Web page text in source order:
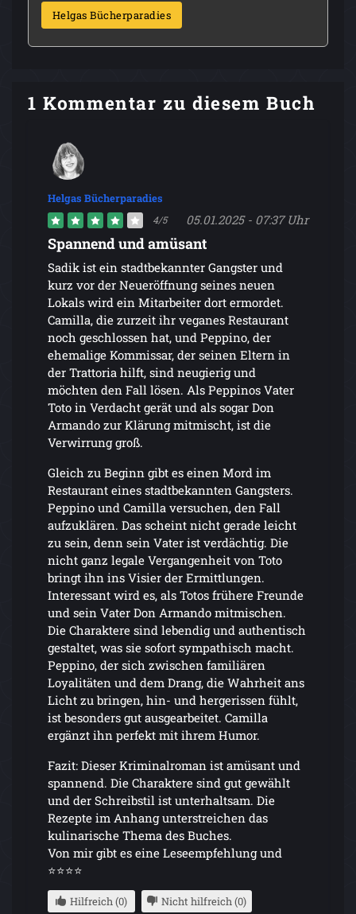
Helgas Bücherparadies
1 Kommentar zu diesem Buch
Helgas Bücherparadies
4/5 05.01.2025 - 07:37 Uhr
Spannend und amüsant
Sadik ist ein stadtbekannter Gangster und
kurz vor der Neueröffnung seines neuen
Lokals wird ein Mitarbeiter dort ermordet.
Camilla, die zurzeit ihr veganes Restaurant
noch geschlossen hat, und Peppino, der
ehemalige Kommissar, der seinen Eltern in
der Trattoria hilft, sind neugierig und
möchten den Fall lösen. Als Peppinos Vater
Toto in Verdacht gerät und als sogar Don
Armando zur Klärung mitmischt, ist die
Verwirrung groß.
Gleich zu Beginn gibt es einen Mord im
Restaurant eines stadtbekannten Gangsters.
Peppino und Camilla versuchen, den Fall
aufzuklären. Das scheint nicht gerade leicht
zu sein, denn sein Vater ist verdächtig. Die
nicht ganz legale Vergangenheit von Toto
bringt ihn ins Visier der Ermittlungen.
Interessant wird es, als Totos frühere Freunde
und sein Vater Don Armando mitmischen.
Die Charaktere sind lebendig und authentisch
gestaltet, was sie sofort sympathisch macht.
Peppino, der sich zwischen familiären
Loyalitäten und dem Drang, die Wahrheit ans
Licht zu bringen, hin- und hergerissen fühlt,
ist besonders gut ausgearbeitet. Camilla
ergänzt ihn perfekt mit ihrem Humor.
Fazit: Dieser Kriminalroman ist amüsant und
spannend. Die Charaktere sind gut gewählt
und der Schreibstil ist unterhaltsam. Die
Rezepte im Anhang unterstreichen das
kulinarische Thema des Buches.
Von mir gibt es eine Leseempfehlung und
⭐⭐⭐⭐
Hilfreich (0) Nicht hilfreich (0)